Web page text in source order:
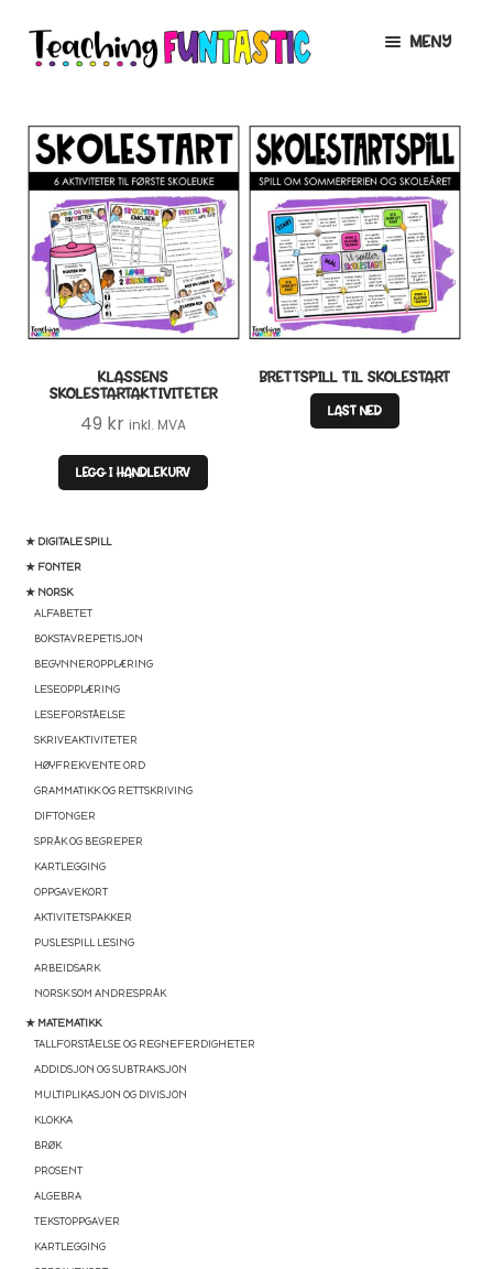
Hopp
til
Hopp
til
MENY
UNDERMENY
MIN KONTO
GRATIS
UTVID
UNDERMENY
BUTIKK
UTVID
UNDERMENY
LISENSER
UTVID
TIPSHJØRNET
★ DIGITALE SPILL
★ FONTER
★ NORSK
ALFABETET
BOKSTAVREPETISJON
BEGYNNEROPPLÆRING
LESEOPPLÆRING
LESEFORSTÅELSE
SKRIVEAKTIVITETER
HØYFREKVENTE ORD
GRAMMATIKK OG RETTSKRIVING
DIFTONGER
SPRÅK OG BEGREPER
KARTLEGGING
OPPGAVEKORT
AKTIVITETSPAKKER
PUSLESPILL LESING
ARBEIDSARK
NORSK SOM ANDRESPRÅK
★ MATEMATIKK
TALLFORSTÅELSE OG REGNEFERDIGHETER
ADDIDSJON OG SUBTRAKSJON
MULTIPLIKASJON OG DIVISJON
KLOKKA
BRØK
PROSENT
ALGEBRA
TEKSTOPPGAVER
KARTLEGGING
KLASSENS
SKOLESTARTAKTIVITETER
49 kr inkl. MVA
LEGG I HANDLEKURV
BRETTSPILL TIL SKOLESTART
LAST NED